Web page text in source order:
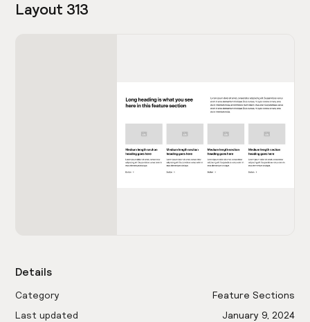
Layout 313
Details
Category
Feature Sections
Last updated
January 9, 2024